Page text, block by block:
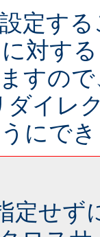
定す
対す
すの
ダイレ
にで
定せず